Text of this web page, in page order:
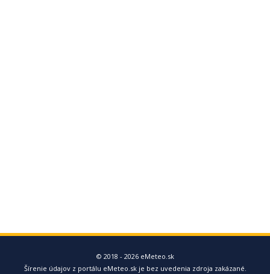
© 2018 - 2026 eMeteo.sk
Šírenie údajov z portálu eMeteo.sk je bez uvedenia zdroja zakázané.